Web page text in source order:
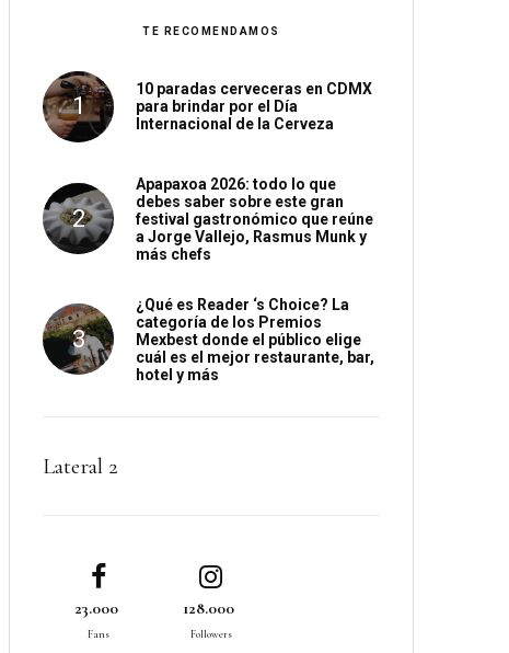
TE RECOMENDAMOS
10 paradas cerveceras en CDMX
para brindar por el Día
Internacional de la Cerveza
Apapaxoa 2026: todo lo que
debes saber sobre este gran
festival gastronómico que reúne
a Jorge Vallejo, Rasmus Munk y
más chefs
¿Qué es Reader ‘s Choice? La
categoría de los Premios
Mexbest donde el público elige
cuál es el mejor restaurante, bar,
hotel y más
Lateral 2
23.000
Fans
128.000
Followers